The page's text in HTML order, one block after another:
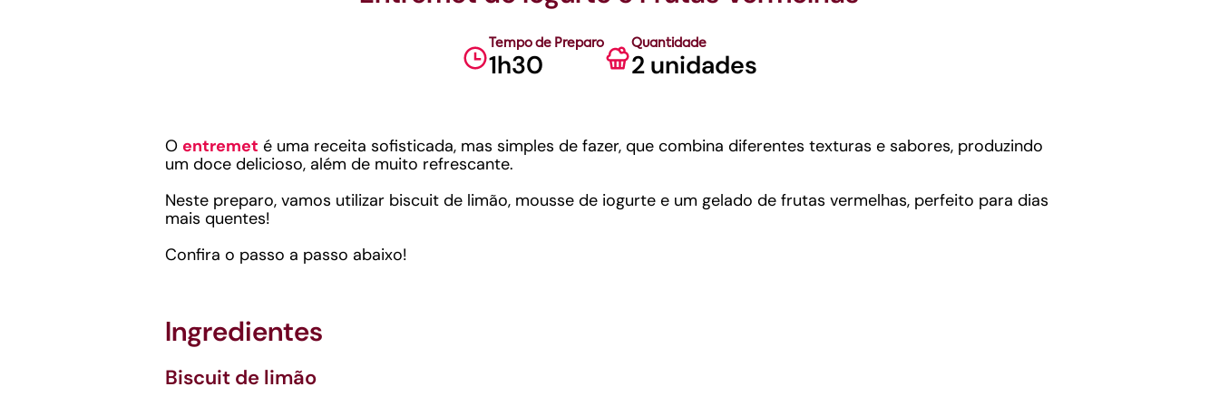
Tempo de Preparo
1h30
Quantidade
2 unidades
O entremet é uma receita sofisticada, mas simples de fazer, que combina diferentes texturas e sabores, produzindo
um doce delicioso, além de muito refrescante.
Neste preparo, vamos utilizar biscuit de limão, mousse de iogurte e um gelado de frutas vermelhas, perfeito para dias
mais quentes!
Confira o passo a passo abaixo!
Ingredientes
Biscuit de limão